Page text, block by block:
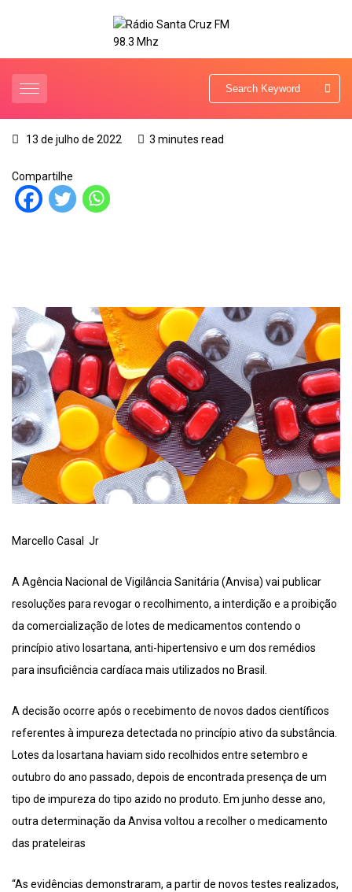
13 de julho de 2022 3 minutes read
Compartilhe
Marcello Casal Jr
A Agência Nacional de Vigilância Sanitária (Anvisa) vai publicar
resoluções para revogar o recolhimento, a interdição e a proibição
da comercialização de lotes de medicamentos contendo o
princípio ativo losartana, anti-hipertensivo e um dos remédios
para insuficiência cardíaca mais utilizados no Brasil.
A decisão ocorre após o recebimento de novos dados científicos
referentes à impureza detectada no princípio ativo da substância.
Lotes da losartana haviam sido recolhidos entre setembro e
outubro do ano passado, depois de encontrada presença de um
tipo de impureza do tipo azido no produto. Em junho desse ano,
outra determinação da Anvisa voltou a recolher o medicamento
das prateleiras
“As evidências demonstraram, a partir de novos testes realizados,